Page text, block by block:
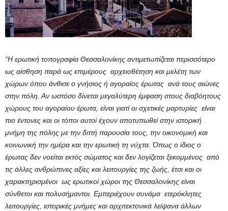
“Η ερωτική τοπογραφία Θεσσαλονίκης αντιμετωπίζεται περισσότερο
ως αίσθηση παρά ως επιμέρους αρχειοθέτηση και μελέτη των
χώρων όπου άνθισε ο γνήσιος ή αγοραίος έρωτας ανά τους αιώνες
στην πόλη. Αν ωστόσο δίνεται μεγαλύτερη έμφαση στους διαβόητους
χώρους του αγοραίου έρωτα, είναι γιατί οι σχετικές μαρτυρίες είναι
πιο έντονες και οι τόποι αυτοί έχουν αποτυπωθεί στην ιστορική
μνήμη της πόλης με την διττή παρουσία τους, την οικονομική και
κοινωνική την ημέρα και την ερωτική τη νύχτα. Όπως ο ίδιος ο
έρωτας δεν νοείται εκτός σώματος και δεν λογίζεται ξεκομμένος από
τις άλλες ανθρώπινες αξίες και λειτουργίες της ζωής, έτσι και οι
χαρακτηρισμένοι ως ερωτικοί χώροι της Θεσσαλονίκης είναι
σύνθετοι και πολυσήμαντοι. Εμπεριέχουν συνάμα ετερόκλητες
λειτουργίες, ιστορικές μνήμες και αρχιτεκτονικά λείψανα άλλων